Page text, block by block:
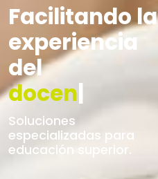
Facilitando la
experiencia
del
docente.
Soluciones
especializadas para
educación superior.